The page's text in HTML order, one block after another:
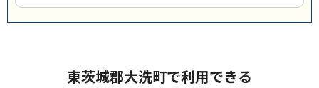
東茨城郡大洗町で利用できる